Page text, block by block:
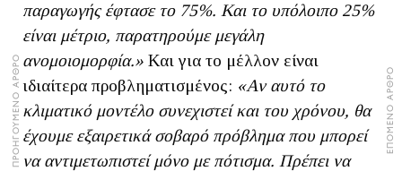
ΠΡΟΗΓΟΥΜΕΝΟ ΑΡΘΡΟ ΕΠΟΜΕΝΟ ΑΡΘΡΟ
παραγωγής έφτασε το 75%. Και το υπόλοιπο 25%
είναι μέτριο, παρατηρούμε μεγάλη
ανομοιομορφία.» Και για το μέλλον είναι
ιδιαίτερα προβληματισμένος: «Αν αυτό το
κλιματικό μοντέλο συνεχιστεί και του χρόνου, θα
έχουμε εξαιρετικά σοβαρό πρόβλημα που μπορεί
να αντιμετωπιστεί μόνο με πότισμα. Πρέπει να